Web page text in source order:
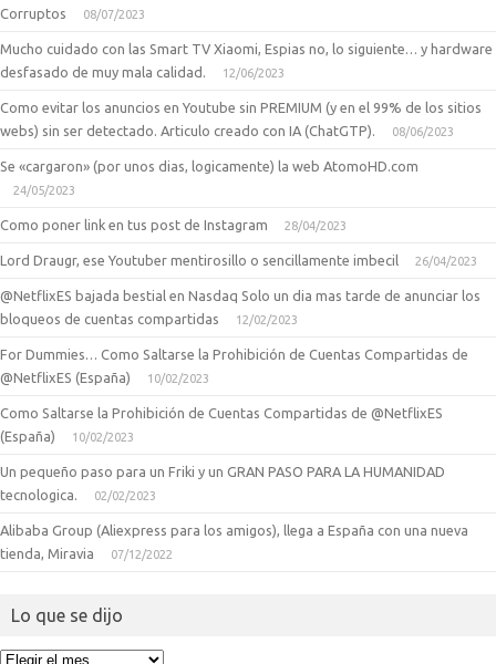
Corruptos
08/07/2023
Mucho cuidado con las Smart TV Xiaomi, Espias no, lo siguiente… y hardware
desfasado de muy mala calidad.
12/06/2023
Como evitar los anuncios en Youtube sin PREMIUM (y en el 99% de los sitios
webs) sin ser detectado. Articulo creado con IA (ChatGTP).
08/06/2023
Se «cargaron» (por unos dias, logicamente) la web AtomoHD.com
24/05/2023
Como poner link en tus post de Instagram 28/04/2023
Lord Draugr, ese Youtuber mentirosillo o sencillamente imbecil 26/04/2023
@NetflixES bajada bestial en Nasdaq Solo un dia mas tarde de anunciar los
bloqueos de cuentas compartidas
12/02/2023
For Dummies… Como Saltarse la Prohibición de Cuentas Compartidas de
@NetflixES (España)
10/02/2023
Como Saltarse la Prohibición de Cuentas Compartidas de @NetflixES
(España)
10/02/2023
Un pequeño paso para un Friki y un GRAN PASO PARA LA HUMANIDAD
tecnologica.
02/02/2023
Alibaba Group (Aliexpress para los amigos), llega a España con una nueva
tienda, Miravia
07/12/2022
Lo que se dijo
Lo